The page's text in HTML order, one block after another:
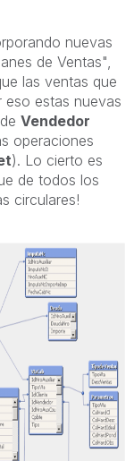
nuevas
de Ventas",
las ventas que
estas nuevas
Vendedor
operaciones
). Lo cierto es
de todos los
circulares!